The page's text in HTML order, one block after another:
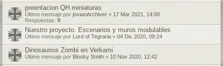
preentacion QH miniaturas
Último mensaje por jovianArchiver « 17 Mar 2021, 14:00
Respuestas: 9
Nuestro proyecto. Escenarios y muros modulables
Último mensaje por Lord of Tegraria « 04 Dic 2020, 09:24
Dinosaurios Zombi en Verkami
Último mensaje por Blosky Smith « 10 Nov 2020, 12:42